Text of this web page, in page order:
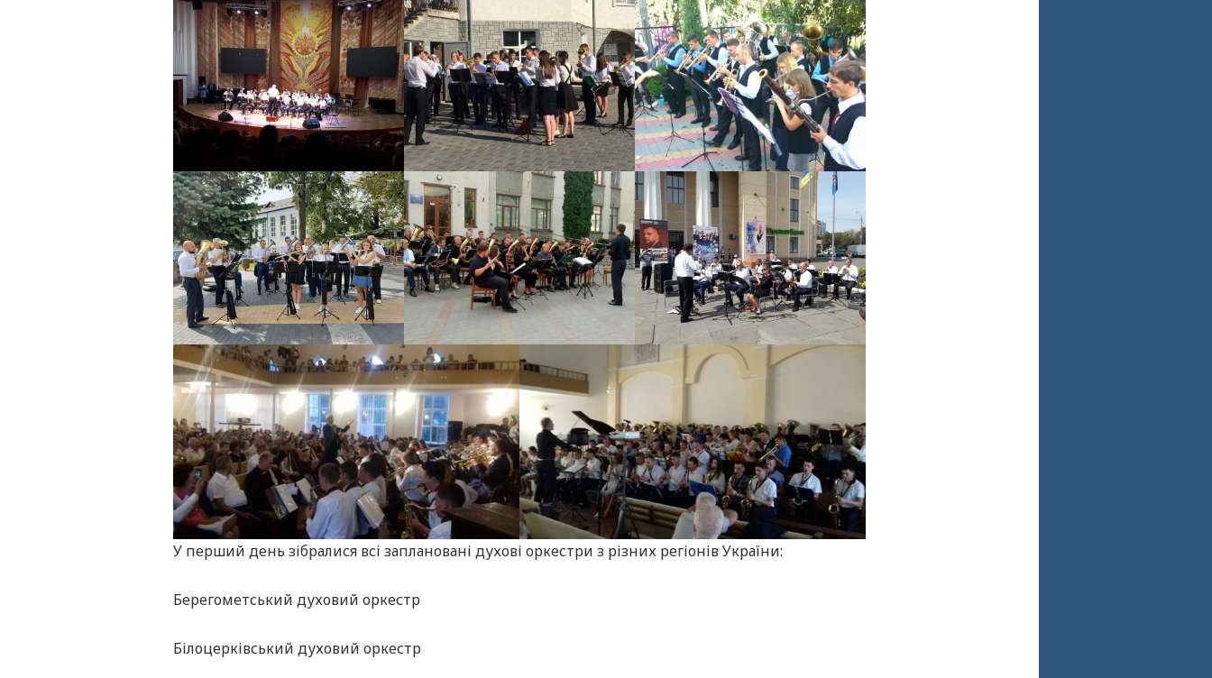
У перший день зібралися всі заплановані духові оркестри з різних регіонів України:
Берегометський духовий оркестр
Білоцерківський духовий оркестр